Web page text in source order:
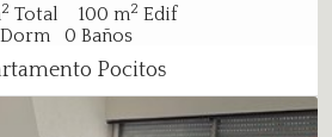
2 Total 100 m2 Edif
Dorm 0 Baños
Pocitos